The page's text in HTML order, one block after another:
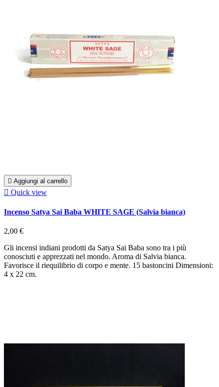
 Aggiungi al carrello
 Quick view
Incenso Satya Sai Baba WHITE SAGE (Salvia bianca)
2,00 €
Gli incensi indiani prodotti da Satya Sai Baba sono tra i più
conosciuti e apprezzati nel mondo. Aroma di Salvia bianca.
Favorisce il riequilibrio di corpo e mente. 15 bastoncini Dimensioni:
4 x 22 cm.